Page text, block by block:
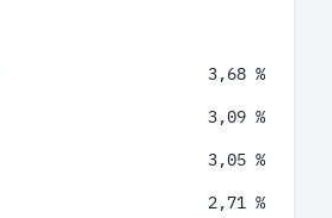
3,68 %
3,09 %
3,05 %
2,71 %